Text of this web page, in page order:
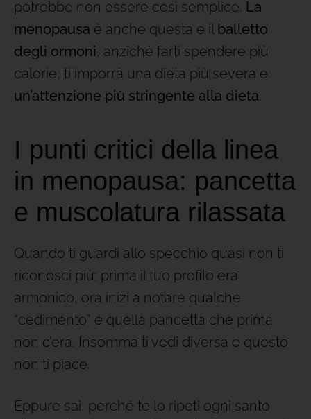
potrebbe non essere così semplice. La
menopausa è anche questa e il balletto
degli ormoni, anziché farti spendere più
calorie, ti imporrà una dieta più severa e
un’attenzione più stringente alla dieta.
I punti critici della linea
in menopausa: pancetta
e muscolatura rilassata
Quando ti guardi allo specchio quasi non ti
riconosci più: prima il tuo profilo era
armonico, ora inizi a notare qualche
“cedimento” e quella pancetta che prima
non c’era. Insomma ti vedi diversa e questo
non ti piace.
Eppure sai, perché te lo ripeti ogni santo